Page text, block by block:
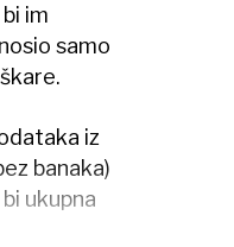
im
samo
iz
banaka)
ukupna